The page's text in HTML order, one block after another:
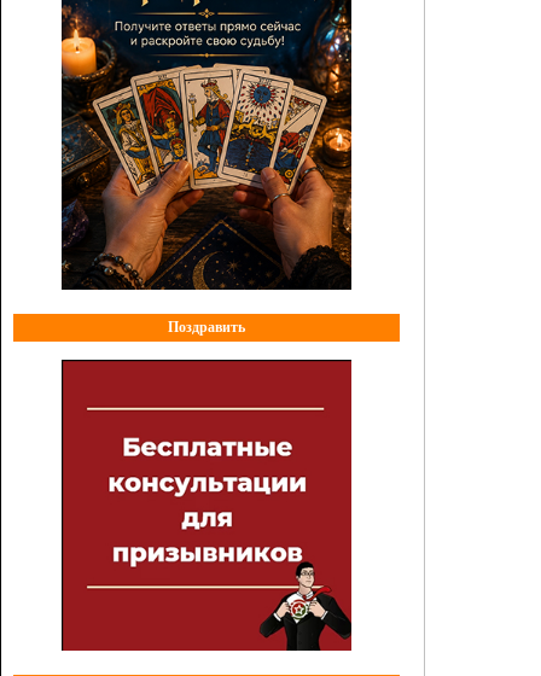
Поздравить